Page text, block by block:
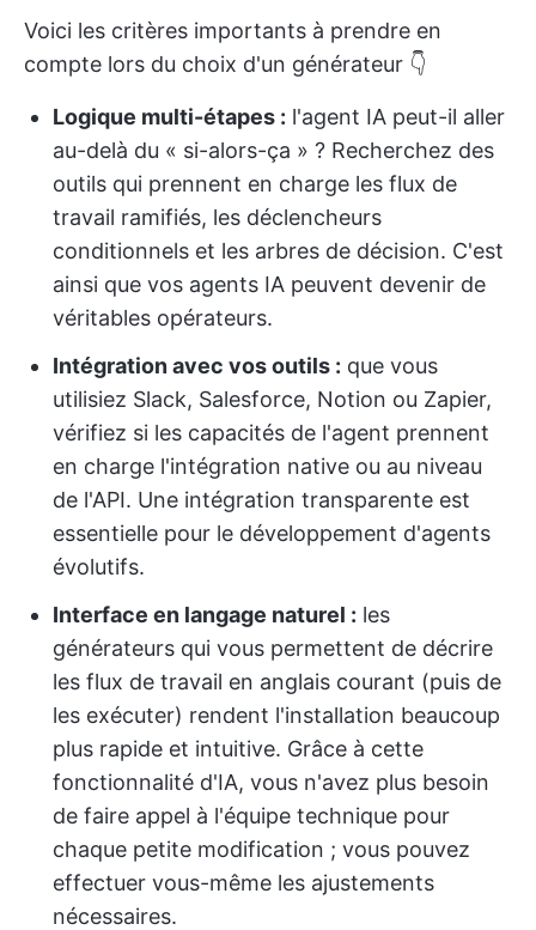
Voici les critères importants à prendre en
compte lors du choix d'un générateur 👇
Logique multi-étapes : l'agent IA peut-il aller
au-delà du « si-alors-ça » ? Recherchez des
outils qui prennent en charge les flux de
travail ramifiés, les déclencheurs
conditionnels et les arbres de décision. C'est
ainsi que vos agents IA peuvent devenir de
véritables opérateurs.
Intégration avec vos outils : que vous
utilisiez Slack, Salesforce, Notion ou Zapier,
vérifiez si les capacités de l'agent prennent
en charge l'intégration native ou au niveau
de l'API. Une intégration transparente est
essentielle pour le développement d'agents
évolutifs.
Interface en langage naturel : les
générateurs qui vous permettent de décrire
les flux de travail en anglais courant (puis de
les exécuter) rendent l'installation beaucoup
plus rapide et intuitive. Grâce à cette
fonctionnalité d'IA, vous n'avez plus besoin
de faire appel à l'équipe technique pour
chaque petite modification ; vous pouvez
effectuer vous-même les ajustements
nécessaires.